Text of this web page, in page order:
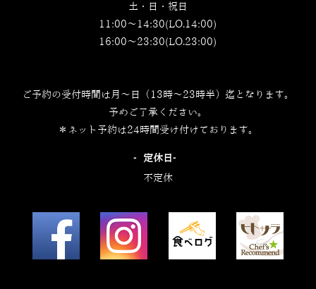
土・日・祝日
11:00～14:30(LO.14:00)
16:00～23:30(LO.23:00)
ご予約の受付時間は月～日（13時～23時半）迄となります。
予めご了承ください。
＊ネット予約は24時間受け付けております。
‐定休日‐
不定休